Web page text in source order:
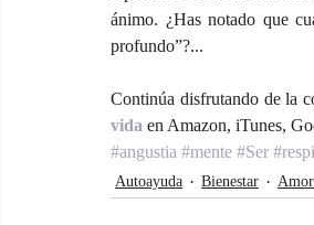
ánimo. ¿Has notado que
profundo”?...
Continúa disfrutando de la
vida en Amazon, iTunes,
#angustia #mente #Ser
Autoayuda Bienestar